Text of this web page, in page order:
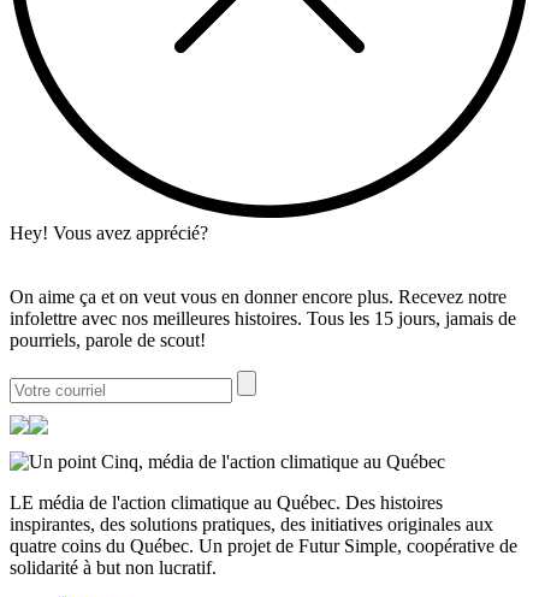
Hey! Vous avez apprécié?
On aime ça et on veut vous en donner encore plus. Recevez notre
infolettre avec nos meilleures histoires. Tous les 15 jours, jamais de
pourriels, parole de scout!
LE média de l'action climatique au Québec. Des histoires
inspirantes, des solutions pratiques, des initiatives originales aux
quatre coins du Québec. Un projet de Futur Simple, coopérative de
solidarité à but non lucratif.